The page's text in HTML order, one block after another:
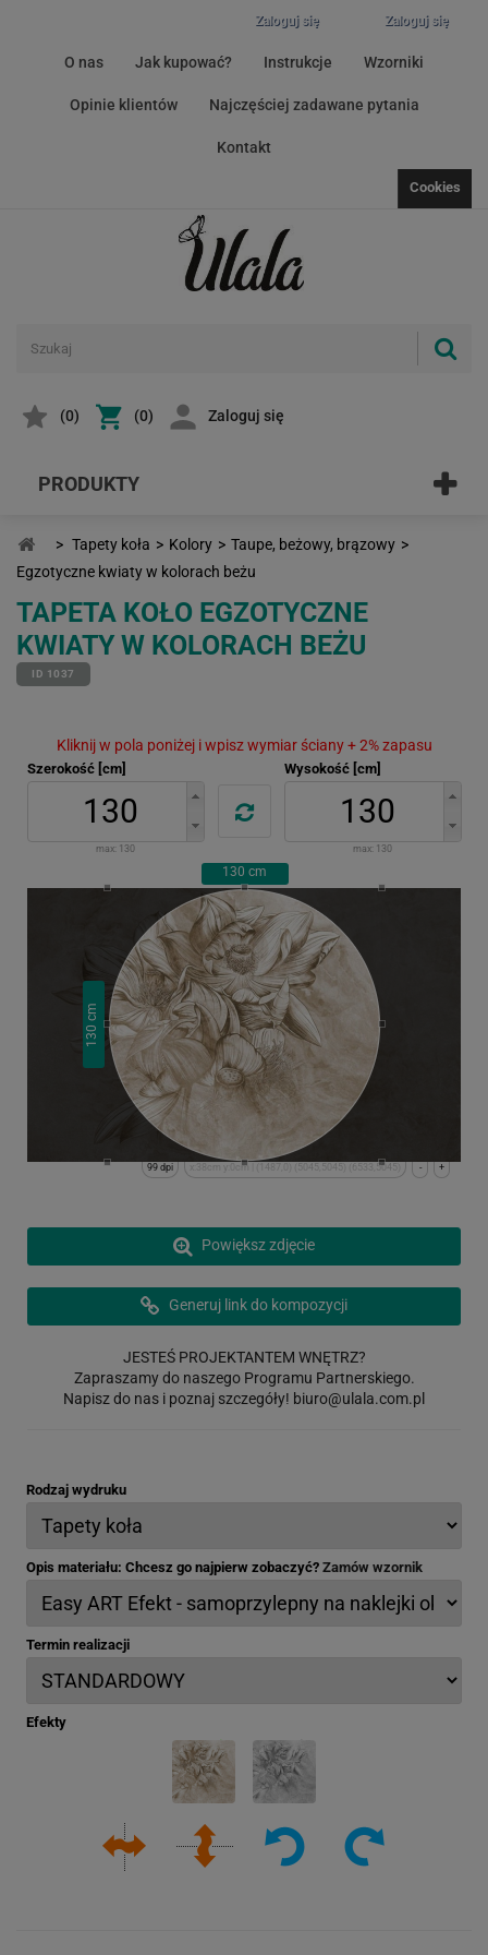
Zaloguj się
Zaloguj się
O nas Jak kupować? Instrukcje Wzorniki
Opinie klientów Najczęściej zadawane pytania
Kontakt
Cookies
(0) (0) Zaloguj się
PRODUKTY
> Tapety koła > Kolory > Taupe, beżowy, brązowy >
Egzotyczne kwiaty w kolorach beżu
TAPETA KOŁO EGZOTYCZNE
KWIATY W KOLORACH BEŻU
ID 1037
Kliknij w pola poniżej i wpisz wymiar ściany + 2% zapasu
Szerokość [cm]
max: 130
Wysokość [cm]
max: 130
130 cm
130
cm
+
-
x:38cm y:0cm | (1487,0) (5045,5045) (6533,5045)
99 dpi
Powiększ zdjęcie
Generuj link do kompozycji
JESTEŚ PROJEKTANTEM WNĘTRZ?
Zapraszamy do naszego Programu Partnerskiego.
Napisz do nas i poznaj szczegóły! biuro@ulala.com.pl
Rodzaj wydruku
Opis materiału: Chcesz go najpierw zobaczyć? Zamów wzornik
Termin realizacji
Efekty